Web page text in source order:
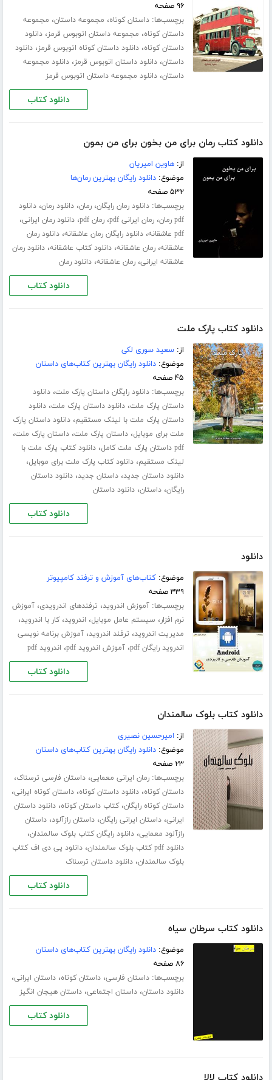
۹۶ صفحه
برچسب‌ها:داستان کوتاه، مجموعه داستان، مجموعه
داستان کوتاه، مجموعه داستان اتوبوس قرمز،دانلود
داستان کوتاه،دانلود داستان کوتاه اتوبوس قرمز،دانلود
داستان،دانلود داستان اتوبوس قرمز،دانلود مجموعه
داستان،دانلود مجموعه داستان اتوبوس قرمز
دانلود کتاب
دانلود کتاب رمان برای من بخون برای من بمون
از:هاوین امیریان
موضوع:دانلود رایگان بهترین رمان‌ها
۵۳۲ صفحه
برچسب‌ها:دانلود رمان رایگان،رمان،دانلود رمان،دانلود
pdf رمان
،رمان ایرانی pdf ،رمان pdf ،دانلود رمان ایرانی،
pdf عاشقانه ،دانلود رایگان رمان عاشقانه،دانلود رمان
عاشقانه،رمان عاشقانه،دانلود کتاب عاشقانه،دانلود رمان
عاشقانه ایرانی،رمان عاشقانه،دانلود رمان
دانلود کتاب
دانلود کتاب پارک ملت
از:سعید سوری لکی
موضوع:دانلود رایگان بهترین کتاب‌های داستان
۴۵ صفحه
برچسب‌ها:دانلود رایگان داستان پارک ملت،دانلود
داستان پارک ملت،دانلود داستان پارک ملت،دانلود
داستان پارک ملت با لینک مستقیم،دانلود داستان پارک
ملت برای موبایل،داستان پارک ملت،داستان پارک ملت،
pdf داستان پارک ملت کامل ،دانلود کتاب پارک ملت با
لینک مستقیم،دانلود کتاب پارک ملت برای موبایل،
دانلود داستان جدید،داستان جدید،دانلود داستان
رایگان،داستان،دانلود داستان
دانلود کتاب
دانلود
موضوع:کتاب‌های آموزش و ترفند کامپیوتر
۳۳۹ صفحه
برچسب‌ها:آموزش اندروید، ترفندهای اندرویدی،آموزش
نرم افزار، سیستم عامل موبایل، اندروید،کار با اندروید،
مدیریت اندروید، ترفند اندروید،آموزش برنامه نویسی
اندروید رایگان pdf
،آموزش اندروید pdf ، اندروید pdf
دانلود کتاب
دانلود کتاب بلوک سالمندان
از: امیرحسین نصیری
موضوع:دانلود رایگان بهترین کتاب‌های داستان
۲۳ صفحه
برچسب‌ها:رمان ایرانی معمایی،داستان فارسی ترسناک،
داستان کوتاه،دانلود داستان کوتاه،داستان کوتاه ایرانی،
داستان کوتاه رایگان،کتاب داستان کوتاه،دانلود داستان
ایرانی،داستان ایرانی رایگان،داستان رازآلود،داستان
رازآلود معمایی،دانلود رایگان کتاب بلوک سالمندان،
دانلود pdf کتاب بلوک سالمندان ،دانلود پی دی اف کتاب
بلوک سالمندان،دانلود داستان ترسناک
دانلود کتاب
دانلود کتاب سرطان سیاه
موضوع:دانلود رایگان بهترین کتاب‌های داستان
۸۶ صفحه
برچسب‌ها:داستان فارسی،داستان کوتاه،داستان ایرانی،
دانلود داستان،داستان اجتماعی،داستان هیجان انگیز
دانلود کتاب